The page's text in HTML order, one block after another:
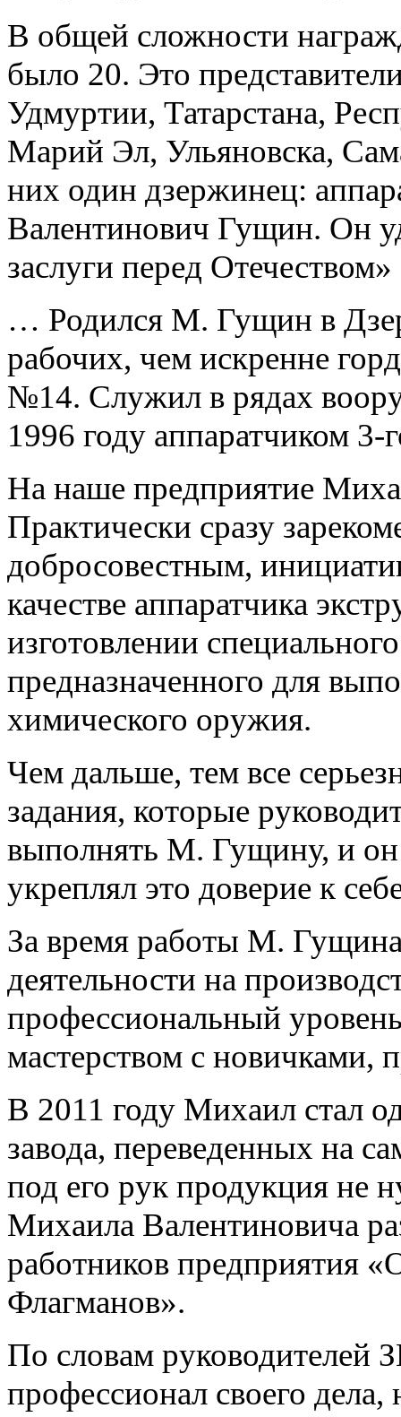
В общей сложности
было 20. Это
Удмуртии, Татарстана,
Марий Эл, Ульяновска,
них один дзержинец:
Валентинович Гущин. Он
заслуги перед
… Родился М. Гущин в
рабочих, чем искренне
№14. Служил в рядах
1996 году аппаратчиком
На наше предприятие
Практически сразу
добросовестным,
качестве аппаратчика
изготовлении
предназначенного для
химического оружия.
Чем дальше, тем все
задания, которые
выполнять М. Гущину, и он
укреплял это доверие к
За время работы М.
деятельности на
профессиональный
мастерством с новичками,
В 2011 году Михаил стал
завода, переведенных на
под его рук продукция не
Михаила Валентиновича
работников предприятия
Флагманов».
По словам руководителей
профессионал своего